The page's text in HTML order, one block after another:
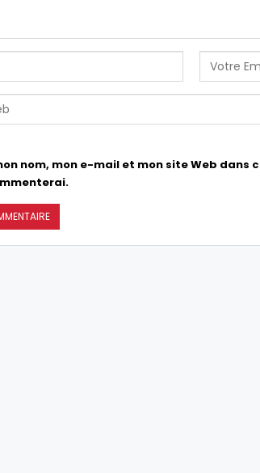
nom, mon e-mail et mon site Web dans